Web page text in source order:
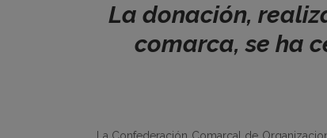
La donación,
comarca, se ha